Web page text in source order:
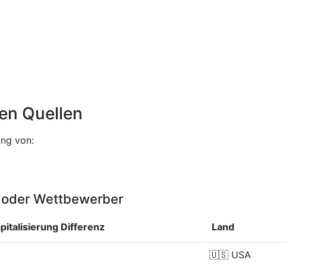
Quellen
von:
Wettbewerber
Differenz Land
🇺🇸 USA